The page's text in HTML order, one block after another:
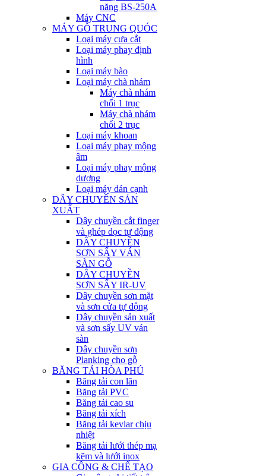
năng BS-250A
Máy CNC
MÁY GỖ TRUNG QUÓC
Loại máy cưa cắt
Loại máy phay định
hình
Loại máy bào
Loại máy chà nhám
Máy chà nhám
chổi 1 trục
Máy chà nhám
chổi 2 trục
Loại máy khoan
Loại máy phay mộng
âm
Loại máy phay mộng
dương
Loại máy dán cạnh
DÂY CHUYỀN SẢN
XUẤT
Dây chuyền cắt finger
và ghép dọc tự động
DÂY CHUYỀN
SƠN SẤY VÁN
SÀN GỖ
DÂY CHUYỀN
SƠN SẤY IR-UV
Dây chuyền sơn mặt
và sơn cửa tự động
Dây chuyền sản xuất
và sơn sấy UV ván
sàn
Dây chuyền sơn
Planking cho gỗ
BĂNG TẢI HÒA PHÚ
Băng tải con lăn
Băng tải PVC
Băng tải cao su
Băng tải xích
Băng tải kevlar chịu
nhiệt
Băng tải lưới thép mạ
kẽm và lưới inox
GIA CÔNG & CHẾ TẠO